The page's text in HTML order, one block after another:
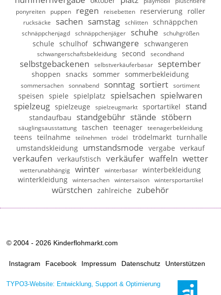
ponyreiten
puppen regen reisebetten reservierung roller
rucksäcke sachen samstag schlitten schnäppchen
schnäppchenjagd schnäppchenjäger schuhe schuhgrößen
schule schulhof schwangere schwangeren
schwangerschaftsbekleidung second secondhand
selbstgebackenen selbstverkäuferbasar september
shoppen snacks sommer sommerbekleidung
sommersachen sonnabend sonntag sortiert sortiment
speisen spiele spielplatz spielsachen spielwaren
spielzeug spielzeuge spielzeugmarkt sportartikel stand
standaufbau standgebühr stände stöbern
säuglingsausstattung taschen teenager teenagerbekleidung
teens teilnahme teilnehmen trödel trödelmarkt turnhalle
umstandskleidung umstandsmode vergabe verkauf
verkaufen verkaufstisch verkäufer waffeln wetter
wetterunabhängig winter winterbasar
winterbekleidung
winterkleidung
wintersachen wintersaison wintersportartikel
würstchen zahlreiche zubehör
© 2004 - 2026 Kinderflohmarkt.com
Instagram Facebook Impressum Datenschutz Unterstützen
TYPO3-Website: Entwicklung, Support & Optimierung